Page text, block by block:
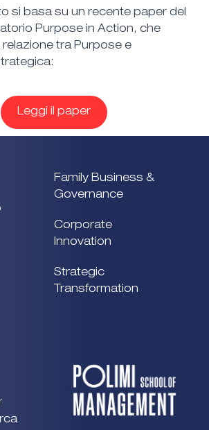
si basa su un recente paper del
Purpose in Action, che
tra Purpose e
Leggi il paper
Family Business &
Governance
Corporate
Innovation
Strategic
Transformation